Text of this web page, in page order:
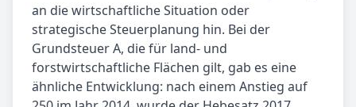
an die wirtschaftliche Situation oder
strategische Steuerplanung hin. Bei der
Grundsteuer A, die für land- und
forstwirtschaftliche Flächen gilt, gab es eine
ähnliche Entwicklung: nach einem Anstieg auf